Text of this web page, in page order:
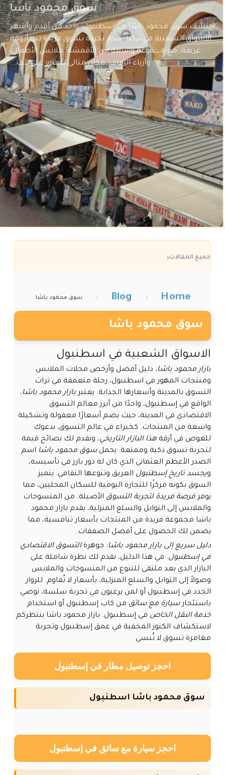
سوق محمود باشا
اكتشف سوق محمود باشا في إسطنبول، واحد من أقدم وأشهر
الأسواق الشعبية في تركيا. يقدم تجربة تسوق فريدة بين أروقة
عريقة، مع مجموعة واسعة من الأقمشة، ملابس الأطفال،
وأزياء الزفاف. مكان مثالي للعثور على الف...
جميع المقالات
Home
›
Blog
› سوق محمود باشا
سوق محمود باشا
الاسواق الشعبية في اسطنبول
بازار محمود باشا، دليل أفضل وأرخص محلات الملابس
ومنتجات المهور في اسطنبول، رحلة متعمقة في تراث
التسوق بالمدينة وأسعارها الجذابة. يعتبربازار محمود باشا،
الواقع في إسطنبول، واحدًا من أبرز معالم التسوق
الاقتصادي في المدينة، حيث يضم أسعارًا معقولة وتشكيلة
واسعة من المنتجات. كخبراء في عالم التسوق، ندعوك
للغوص في أزقة هذا البازار التاريخي، ونقدم لك نصائح قيمة
لتجربة تسوق ذكية وممتعة. يحملسوق محمود باشا اسم
الصدر الأعظم العثماني الذي كان له دور بارز في تأسيسه،
ويجسد تاريخ إسطنبول العريق وتنوعها الثقافي. يتميز
السوق بكونه مركزًا للتجارة اليومية للسكان المحليين، مما
يوفرفرصة فريدة لتجربة التسوق الأصيلة. من المنسوجات
والملابس إلى التوابل والسلع المنزلية، يقدم بازار محمود
باشا مجموعة فريدة من المنتجات بأسعار تنافسية، مما
يضمن لك الحصول على أفضل الصفقات.
دليل سريع إلى بازار محمود باشا: جوهرةالتسوق الاقتصادي
في إسطنبول. في هذا الدليل، نقدم لك نظرة شاملة على
البازار الذي يعد ملتقى للتنوع من المنسوجات والملابس
وصولاً إلى التوابل والسلع المنزلية، بأسعار لا تُقاوم. للزوار
الجدد في إسطنبول أو لمن يرغبون في تجربة سلسة، نوصي
باستئجارسيارة مع سائق من كاب إسطنبول أو استخدام
خدمة النقل الخاص في إسطنبول. بازار محمود باشا ينتظركم
لاستكشاف الكنوز المخفية في عمق إسطنبول وتجربة
مغامرة تسوق لا تُنسى
احجز توصيل مطار في إسطنبول
سوق محمود باشا اسطنبول
احجز سيارة مع سائق في إسطنبول